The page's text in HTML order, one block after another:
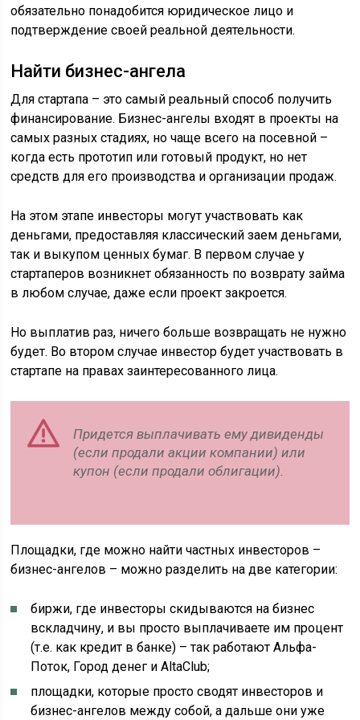
обязательно понадобится юридическое лицо и
подтверждение своей реальной деятельности.
Найти бизнес-ангела
Для стартапа – это самый реальный способ получить
финансирование. Бизнес-ангелы входят в проекты на
самых разных стадиях, но чаще всего на посевной –
когда есть прототип или готовый продукт, но нет
средств для его производства и организации продаж.
На этом этапе инвесторы могут участвовать как
деньгами, предоставляя классический заем деньгами,
так и выкупом ценных бумаг. В первом случае у
стартаперов возникнет обязанность по возврату займа
в любом случае, даже если проект закроется.
Но выплатив раз, ничего больше возвращать не нужно
будет. Во втором случае инвестор будет участвовать в
стартапе на правах заинтересованного лица.
Придется выплачивать ему дивиденды
(если продали акции компании) или
купон (если продали облигации).
Площадки, где можно найти частных инвесторов –
бизнес-ангелов – можно разделить на две категории:
биржи, где инвесторы скидываются на бизнес
вскладчину, и вы просто выплачиваете им процент
(т.е. как кредит в банке) – так работают Альфа-
Поток, Город денег и AltaClub;
площадки, которые просто сводят инвесторов и
бизнес-ангелов между собой, а дальше они уже